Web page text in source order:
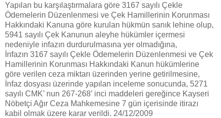
Yapılan bu karşılaştırmalara göre 3167 sayılı Çekle
Ödemelerin Düzenlenmesi ve Çek Hamillerinin Korunması
Hakkındaki Kanuna göre kurulan hükmün sanık lehine olup,
5941 sayılı Çek Kanunun aleyhe hükümler içermesi
nedeniyle infazın durdurulmasına yer olmadığına,
İnfazın 3167 sayılı Çekle Ödemelerin Düzenlenmesi ve Çek
Hamillerinin Korunması Hakkındaki Kanun hükümlerine
göre verilen ceza miktarı üzerinden yerine getirilmesine,
İnfaz dosyası üzerinde yapılan inceleme sonucunda, 5271
sayılı CMK’ nun 267-268’ inci maddeleri gereğince Kayseri
Nöbetçi Ağır Ceza Mahkemesine 7 gün içerisinde itirazı
kabil olmak üzere karar verildi. 24/12/2009